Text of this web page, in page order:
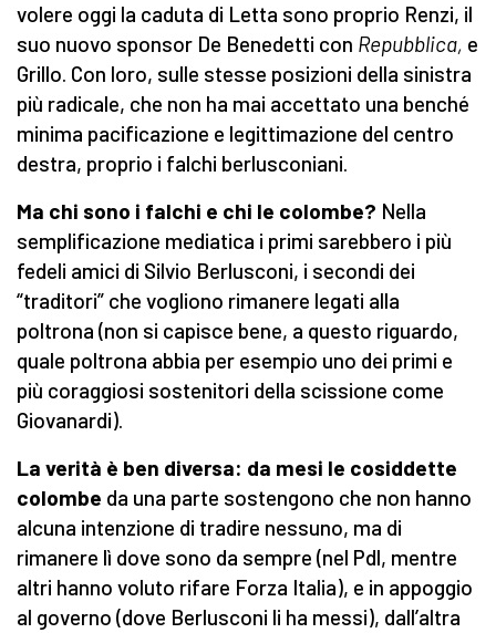
volere oggi la caduta di Letta sono proprio Renzi, il
suo nuovo sponsor De Benedetti con Repubblica, e
Grillo. Con loro, sulle stesse posizioni della sinistra
più radicale, che non ha mai accettato una benché
minima pacificazione e legittimazione del centro
destra, proprio i falchi berlusconiani.
Ma chi sono i falchi e chi le colombe? Nella
semplificazione mediatica i primi sarebbero i più
fedeli amici di Silvio Berlusconi, i secondi dei
“traditori” che vogliono rimanere legati alla
poltrona (non si capisce bene, a questo riguardo,
quale poltrona abbia per esempio uno dei primi e
più coraggiosi sostenitori della scissione come
Giovanardi).
La verità è ben diversa: da mesi le cosiddette
colombe da una parte sostengono che non hanno
alcuna intenzione di tradire nessuno, ma di
rimanere lì dove sono da sempre (nel Pdl, mentre
altri hanno voluto rifare Forza Italia), e in appoggio
al governo (dove Berlusconi li ha messi), dall’altra